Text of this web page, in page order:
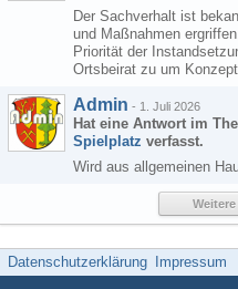
Der Sachverhalt ist
und Maßnahmen
Priorität der
Ortsbeirat zu um
Admin - 1. Juli 2026
Hat eine Antwort im
Spielplatz verfasst.
Wird aus allgemeinen
Datenschutzerklärung Impressum